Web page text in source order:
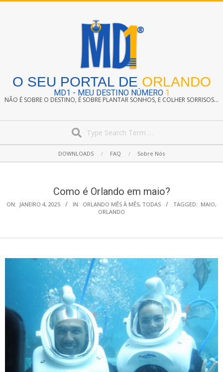
O SEU PORTAL DE ORLANDO
MD1 - MEU DESTINO NÚMERO 1
NÃO É SOBRE O DESTINO, É SOBRE PLANTAR SONHOS, E COLHER SORRISOS...
Navigation
DOWNLOADS FAQ Sobre Nós
Como é Orlando em maio?
ON: JANEIRO 4, 2025 IN: ORLANDO MÊS À MÊS, TODAS TAGGED: MAIO,
ORLANDO